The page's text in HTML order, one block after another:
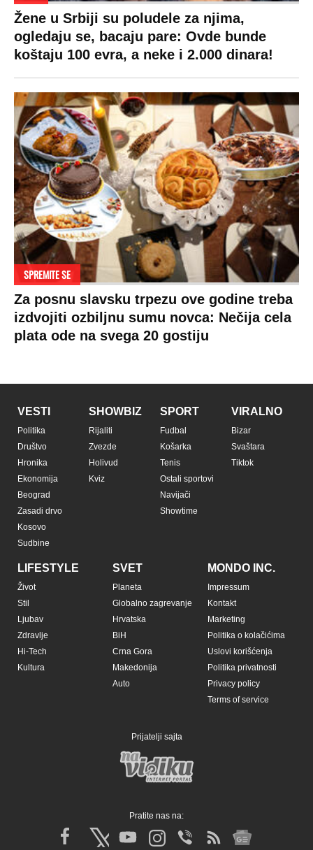
VESTI
Društvo
Hronika
Ekonomija
Beograd
Zasadi drvo
Kosovo
Sudbine
SHOWBIZ
Zvezde
Holivud
Kviz
SPORT
Košarka
Ostali sportovi
Navijači
Showtime
VIRALNO
Svaštara
Tiktok
LIFESTYLE
Život
Stil
Ljubav
Zdravlje
Hi-Tech
Kultura
SVET
Planeta
Globalno zagrevanje
Hrvatska
BiH
Crna Gora
Makedonija
Auto
MONDO INC.
Impressum
Kontakt
Marketing
Politika o kolačićima
Uslovi korišćenja
Politika privatnosti
Privacy policy
Terms of service
Pratite nas na:
Copyright © Espreso.co.rs 2026. Sva prava zadržana. Mondo inc.